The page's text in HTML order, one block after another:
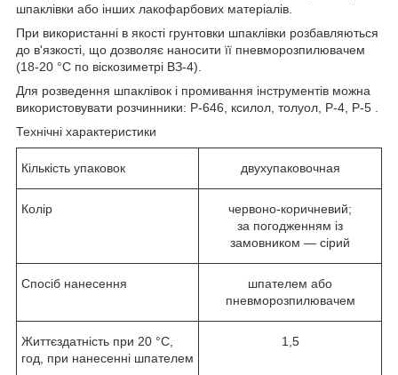
шпаклівки або інших лакофарбових матеріалів.
При використанні в якості грунтовки шпаклівки розбавляються
до в'язкості, що дозволяє наносити її пневморозпилювачем
(18-20 °С по віскозиметрі ВЗ-4).
Для розведення шпаклівок і промивання інструментів можна
використовувати розчинники: Р-646, ксилол, толуол, Р-4, Р-5 .
Технічні характеристики
Кількість упаковок двухупаковочная
Колір
червоно-коричневий;
за погодженням із
замовником — сірий
Спосіб нанесення
шпателем або
пневморозпилювачем
Життєздатність при 20 °С,
год, при нанесенні шпателем
1,5